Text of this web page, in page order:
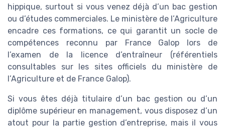
hippique, surtout si vous venez déjà d’un bac gestion
ou d’études commerciales. Le ministère de l’Agriculture
encadre ces formations, ce qui garantit un socle de
compétences reconnu par France Galop lors de
l’examen de la licence d’entraîneur (référentiels
consultables sur les sites officiels du ministère de
l’Agriculture et de France Galop).
Si vous êtes déjà titulaire d’un bac gestion ou d’un
diplôme supérieur en management, vous disposez d’un
atout pour la partie gestion d’entreprise, mais il vous